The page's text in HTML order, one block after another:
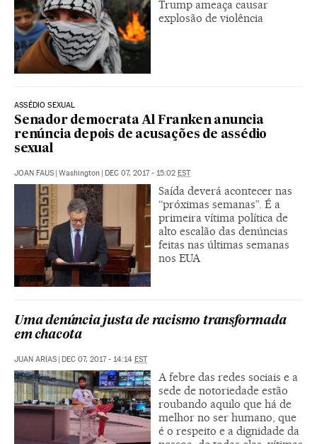
Trump ameaça causar
explosão de violência
ASSÉDIO SEXUAL
Senador democrata Al Franken anuncia
renúncia depois de acusações de assédio
sexual
JOAN FAUS | Washington | DEC 07, 2017 - 15:02 EST
Saída deverá acontecer nas
“próximas semanas”. É a
primeira vítima política de
alto escalão das denúncias
feitas nas últimas semanas
nos EUA
Uma denúncia justa de racismo transformada
em chacota
JUAN ARIAS | DEC 07, 2017 - 14:14 EST
A febre das redes sociais e a
sede de notoriedade estão
roubando aquilo que há de
melhor no ser humano, que
é o respeito e a dignidade da